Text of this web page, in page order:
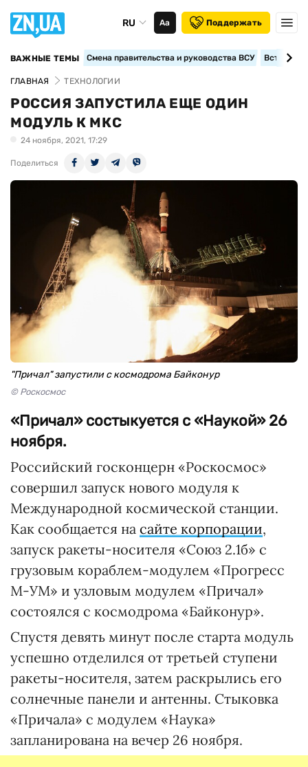
RU Аа Поддержать
ВАЖНЫЕ ТЕМЫ Смена правительства и руководства ВСУ
ГЛАВНАЯ ТЕХНОЛОГИИ
РОССИЯ ЗАПУСТИЛА ЕЩЕ ОДИН
МОДУЛЬ К МКС
24 ноября, 2021, 17:29
Поделиться
"Причал" запустили с космодрома Байконур
© Роскосмос
«Причал» состыкуется с «Наукой» 26
ноября.
Российский госконцерн «Роскосмос»
совершил запуск нового модуля к
Международной космической станции.
Как сообщается на сайте корпорации,
запуск ракеты-носителя «Союз 2.1б» с
грузовым кораблем-модулем «Прогресс
М-УМ» и узловым модулем «Причал»
состоялся с космодрома «Байконур».
Спустя девять минут после старта модуль
успешно отделился от третьей ступени
ракеты-носителя, затем раскрылись его
солнечные панели и антенны. Стыковка
«Причала» с модулем «Наука»
запланирована на вечер 26 ноября.